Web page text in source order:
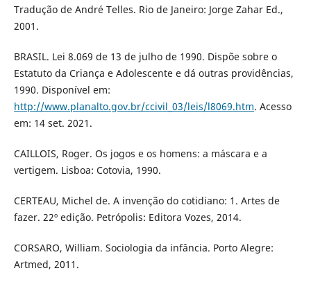
Tradução de André Telles. Rio de Janeiro: Jorge Zahar Ed.,
2001.
BRASIL. Lei 8.069 de 13 de julho de 1990. Dispõe sobre o
Estatuto da Criança e Adolescente e dá outras providências,
1990. Disponível em:
http://www.planalto.gov.br/ccivil_03/leis/l8069.htm. Acesso
em: 14 set. 2021.
CAILLOIS, Roger. Os jogos e os homens: a máscara e a
vertigem. Lisboa: Cotovia, 1990.
CERTEAU, Michel de. A invenção do cotidiano: 1. Artes de
fazer. 22º edição. Petrópolis: Editora Vozes, 2014.
CORSARO, William. Sociologia da infância. Porto Alegre:
Artmed, 2011.